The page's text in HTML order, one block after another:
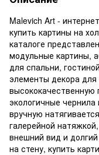
Malevich Art -
купить картины на
каталоге
модульные картины,
для спальни,
элементы декора
экологичные
вручную
галерейной
внешний вид и
на стену, купить